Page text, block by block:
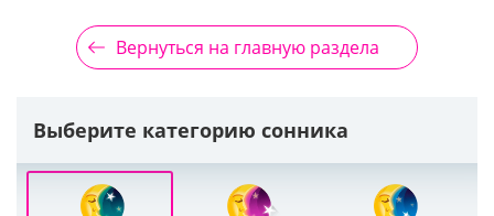
Вернуться на главную раздела
Выберите категорию сонника